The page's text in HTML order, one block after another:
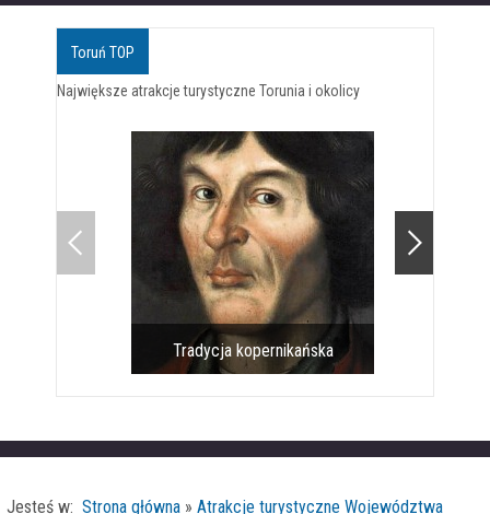
Toruń TOP
Największe atrakcje turystyczne Torunia i okolicy
Tradycja kopernikańska
Jesteś w: Strona główna » Atrakcje turystyczne Województwa